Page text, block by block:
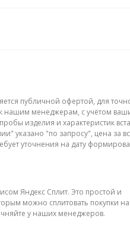
публичной офертой, для
нашим менеджерам, с учётом
изделия и характеристик
указано "по запросу", цена за
уточнения на дату
Яндекс Сплит. Это простой и
можно сплитовать покупки
у наших менеджеров.